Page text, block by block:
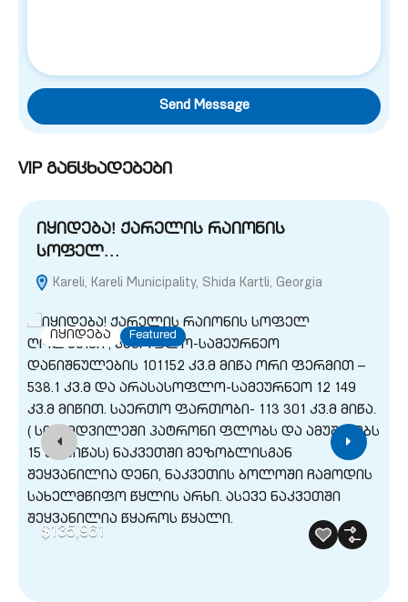
Send Message
VIP განცხადებები
იყიდება! ქარელის რაიონის
სოფელ…
Kareli, Kareli Municipality, Shida Kartli, Georgia
იყიდება Featured
$135,961